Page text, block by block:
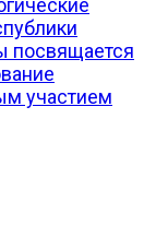
посвящается
участием